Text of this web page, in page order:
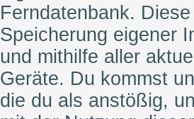
Ferndatenbank.
Speicherung eigener
und mithilfe aller
Geräte. Du kommst
die du als anstößig,